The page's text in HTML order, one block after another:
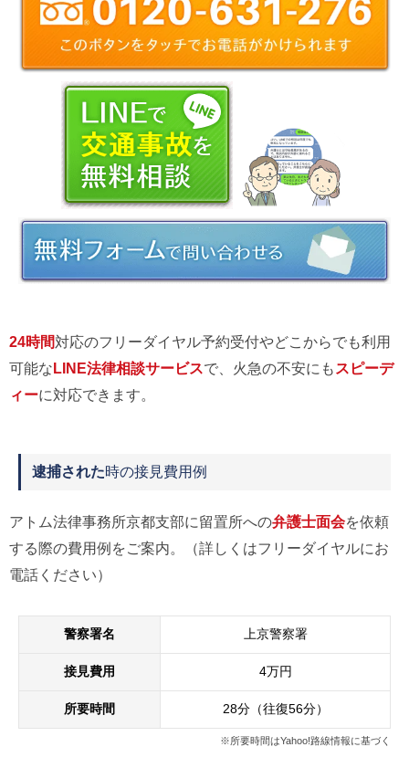
24時間対応のフリーダイヤル予約受付やどこからでも利用
可能なLINE法律相談サービスで、火急の不安にも スピーデ
ィーに対応できます。
逮捕された時の接見費用例
アトム法律事務所京都支部に留置所への弁護士面会を依頼
する際の費用例をご案内。（詳しくはフリーダイヤルにお
電話ください）
警察署名 上京警察署
接見費用 4万円
所要時間 28分（往復56分）
※所要時間はYahoo!路線情報に基づく